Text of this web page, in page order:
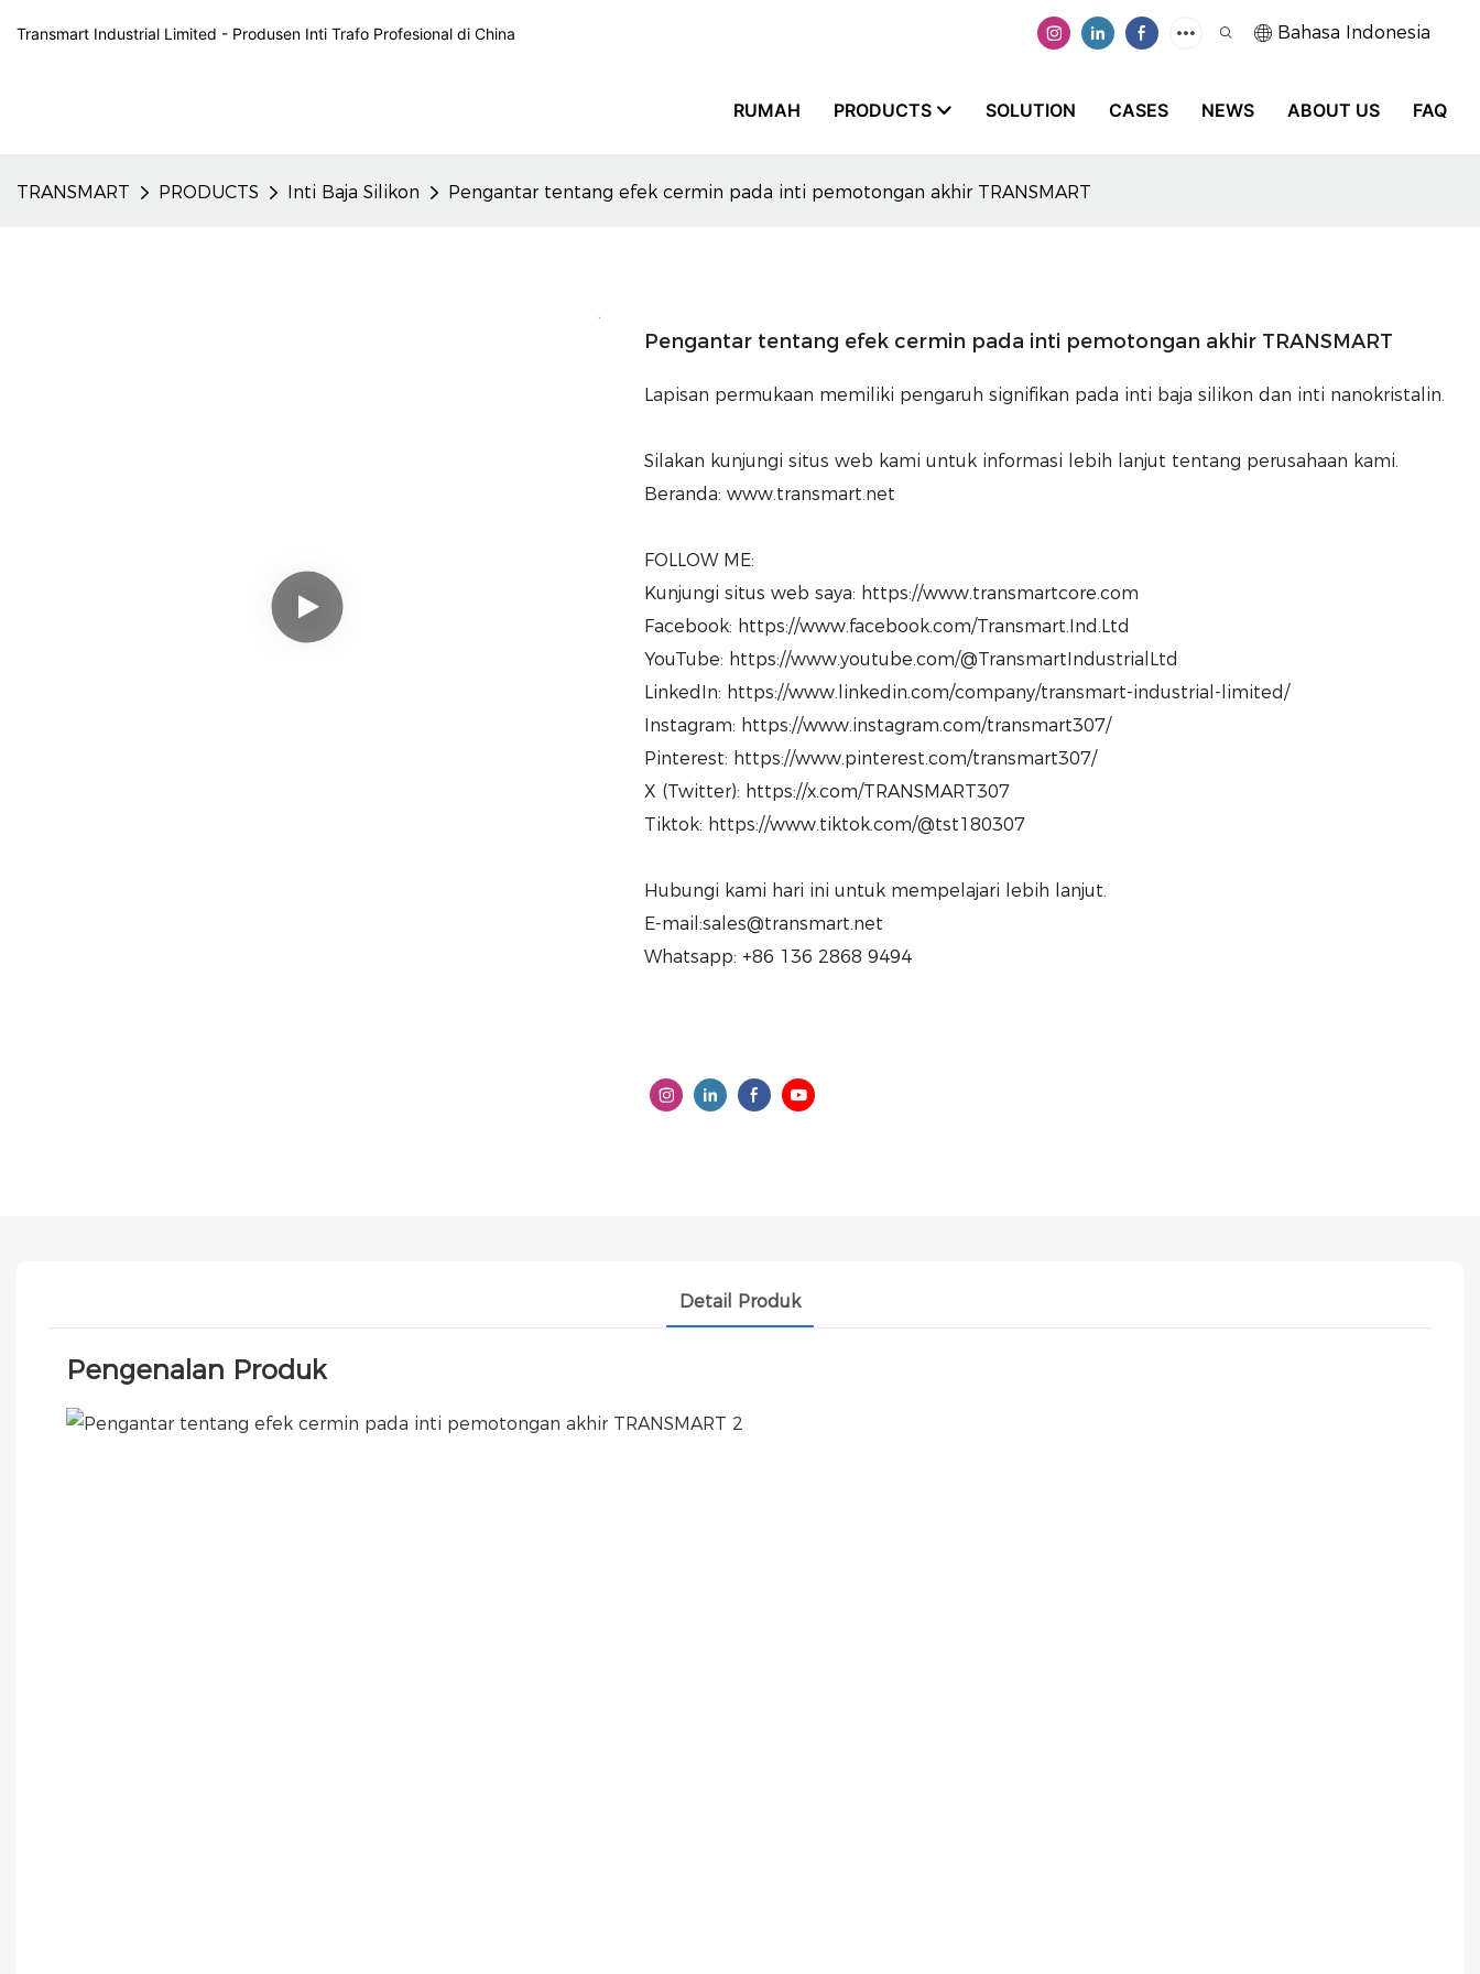
Transmart Industrial Limited - Produsen Inti Trafo Profesional di China Bahasa Indonesia
RUMAH PRODUCTS SOLUTION CASES NEWS ABOUT US FAQ
TRANSMART PRODUCTS Inti Baja Silikon Pengantar tentang efek cermin pada inti pemotongan akhir TRANSMART
Pengantar tentang efek cermin pada inti pemotongan akhir TRANSMART
Lapisan permukaan memiliki pengaruh signifikan pada inti baja silikon dan inti nanokristalin.
Silakan kunjungi situs web kami untuk informasi lebih lanjut tentang perusahaan kami.
Beranda: www.transmart.net
FOLLOW ME:
Kunjungi situs web saya: https://www.transmartcore.com
Facebook: https://www.facebook.com/Transmart.Ind.Ltd
YouTube: https://www.youtube.com/@TransmartIndustrialLtd
LinkedIn: https://www.linkedin.com/company/transmart-industrial-limited/
Instagram: https://www.instagram.com/transmart307/
Pinterest: https://www.pinterest.com/transmart307/
X (Twitter): https://x.com/TRANSMART307
Tiktok: https://www.tiktok.com/@tst180307
Hubungi kami hari ini untuk mempelajari lebih lanjut.
E-mail:sales@transmart.net
Whatsapp: +86 136 2868 9494
Detail Produk
Pengenalan Produk